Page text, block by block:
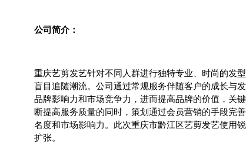
公司简介：
重庆艺剪发艺针对不同人群进行独特专业、时尚的发
盲目追随潮流。公司通过常规服务伴随客户的成长与
品牌影响力和市场竞争力，进而提高品牌的价值，关
断提高服务质量的同时，策划通过会员营销的手段完
名度和市场影响力。此次重庆市黔江区艺剪发艺使用
扩张。